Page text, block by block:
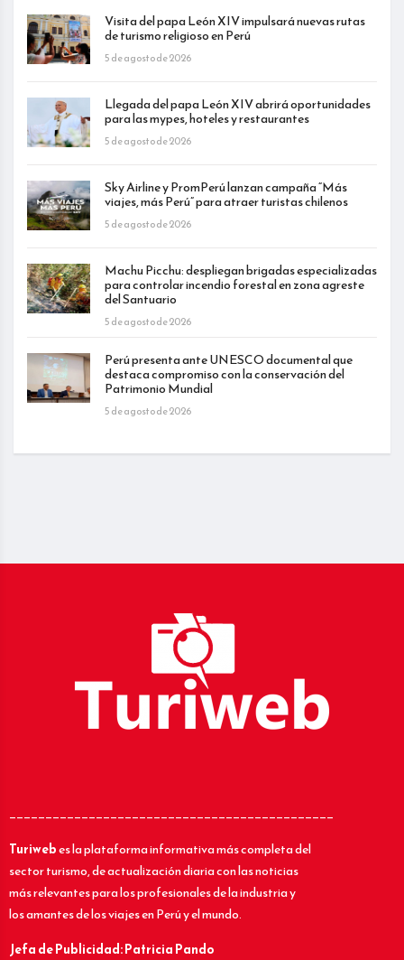
Visita del papa León XIV impulsará nuevas rutas
de turismo religioso en Perú
5 de agosto de 2026
Llegada del papa León XIV abrirá oportunidades
para las mypes, hoteles y restaurantes
5 de agosto de 2026
Sky Airline y PromPerú lanzan campaña “Más
viajes, más Perú” para atraer turistas chilenos
5 de agosto de 2026
Machu Picchu: despliegan brigadas especializadas
para controlar incendio forestal en zona agreste
del Santuario
5 de agosto de 2026
Perú presenta ante UNESCO documental que
destaca compromiso con la conservación del
Patrimonio Mundial
5 de agosto de 2026
_____________________________________________
Turiwebes la plataforma informativa más completa del
sector turismo, de actualización diaria con las noticias
más relevantes para los profesionales de la industria y
los amantes de los viajes en Perú y el mundo.
Jefa de Publicidad: Patricia Pando